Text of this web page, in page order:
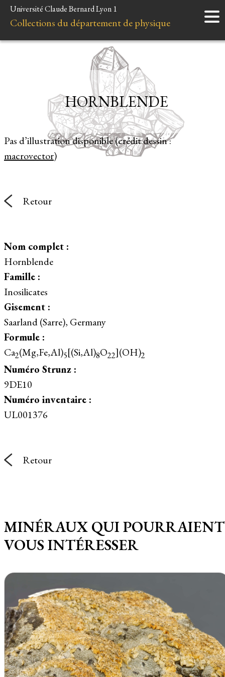
Accueil
Instruments
Liens et ressources
Université Claude Bernard Lyon 1
Collections du département de physique
Pas d’illustration disponible (crédit dessin :
macrovector)
HORNBLENDE
Retour
Nom complet :
Hornblende
Famille :
Inosilicates
Gisement :
Saarland (Sarre), Germany
Formule :
Ca2(Mg,Fe,Al)5[(Si,Al)8O22](OH)2
Numéro Strunz :
9DE10
Numéro inventaire :
UL001376
Retour
MINÉRAUX QUI POURRAIENT
VOUS INTÉRESSER